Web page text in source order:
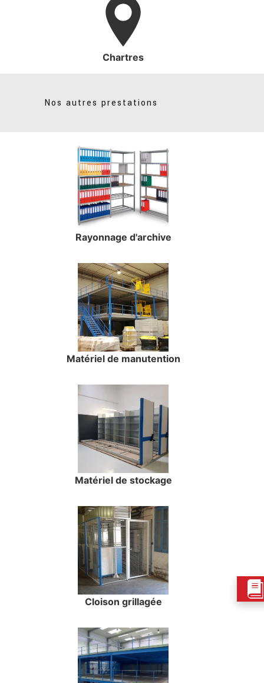
Chartres
Nos autres prestations
Rayonnage d'archive
Matériel de manutention
Matériel de stockage
Cloison grillagée